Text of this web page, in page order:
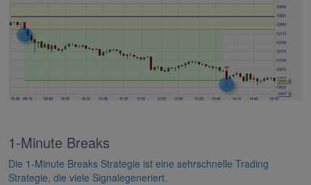
1-Minute Breaks
Die 1-Minute Breaks Strategie ist eine sehrschnelle Trading
Strategie, die viele Signalegeneriert.